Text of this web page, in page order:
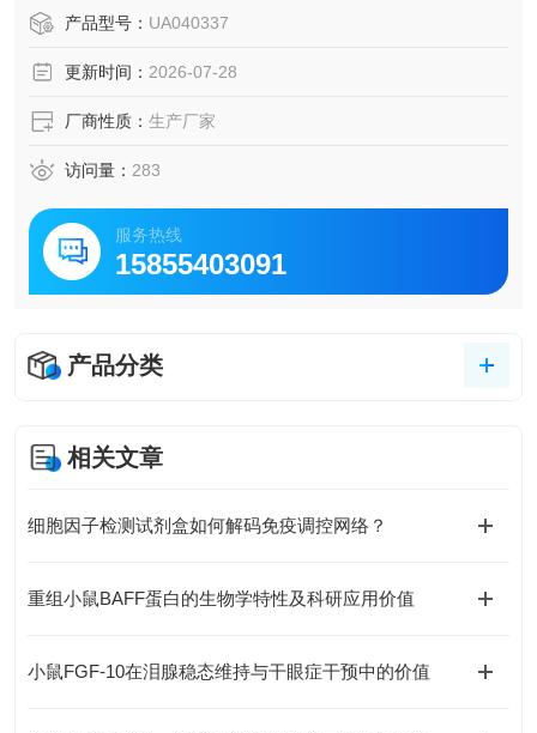
产品型号： UA040337
更新时间： 2026-07-28
厂商性质： 生产厂家
访问量： 283
服务热线
15855403091
产品分类
相关文章
细胞因子检测试剂盒如何解码免疫调控网络？
重组小鼠BAFF蛋白的生物学特性及科研应用价值
小鼠FGF-10在泪腺稳态维持与干眼症干预中的价值